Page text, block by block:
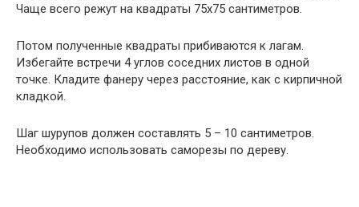
Чаще всего режут на квадраты 75х75 сантиметров.
Потом полученные квадраты прибиваются к лагам.
Избегайте встречи 4 углов соседних листов в одной
точке. Кладите фанеру через расстояние, как с кирпичной
кладкой.
Шаг шурупов должен составлять 5 – 10 сантиметров.
Необходимо использовать саморезы по дереву.